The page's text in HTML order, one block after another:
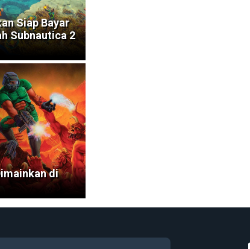
Siap Bayar
Subnautica 2
di